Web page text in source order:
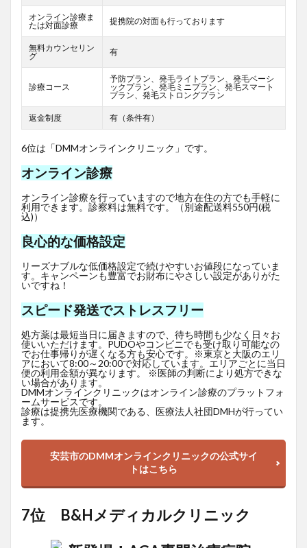
オンライン診療ま
たは対面診療
提携院の対面も行っております
無料カウンセリン
グ
有
診療コース
予防プラン、発毛ライトプラン、発毛ベーシ
ックプラン、発毛ミニプラン、発毛スマート
プラン、発毛ストロングプラン
返金制度 有（条件有）
6位は「DMMオンラインクリニック」です。
オンライン診療
オンライン診療を行っていますので地方在住の方でも手軽に
利用できます。診察料は無料です。（別途配送料550円(税
込)）
良心的な価格設定
リーズナブルな低価格設定で続けやすいお値段になっていま
す。キャンペーンも豊富でお財布にやさしい設定がありがた
いですね！
スピード発送でストレスフリー
処方薬は最短当日に届きますので、待ち時間も少なく日々お
使いいただけます。PUDOやコンビニでも受け取り可能なの
でお仕事帰りが遅くなる方も安心です。※東京と大阪のエリ
アにおいて8:00～20:00で対応しています。エリアごとに当日
便の利用金額が異なります。 ※医師の判断により処方できな
い場合があります。
DMMオンラインクリニックはオンライン診療のプラットフォ
ームサービスです。
診療は提携先医療機関である、医療法人社団DMHが行ってい
ます。
安芸市のDMMオンラインクリニックの公式サイ
トはこちら
7位 B&Hメディカルクリニック